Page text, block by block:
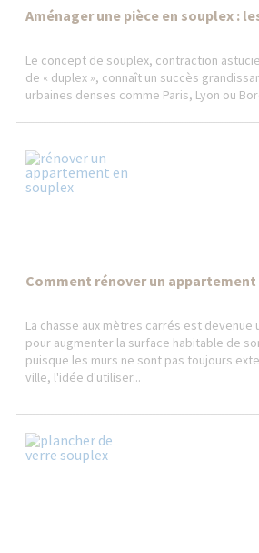
Aménager une pièce en souplex :
Le concept de souplex, contraction
de « duplex », connaît un succès
urbaines denses comme Paris, Lyon ou
Comment rénover un appartement
La chasse aux mètres carrés est devenue
pour augmenter la surface habitable de
puisque les murs ne sont pas toujours
ville, l'idée d'utiliser...